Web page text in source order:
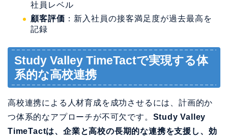
社員レベル
顧客評価 ：新入社員の接客満足度が過去最高を
記録
Study Valley TimeTactで実現する体
系的な高校連携
高校連携による人材育成を成功させるには、計画的か
つ体系的なアプローチが不可欠です。 Study Valley
TimeTactは、企業と高校の長期的な連携を支援し、効